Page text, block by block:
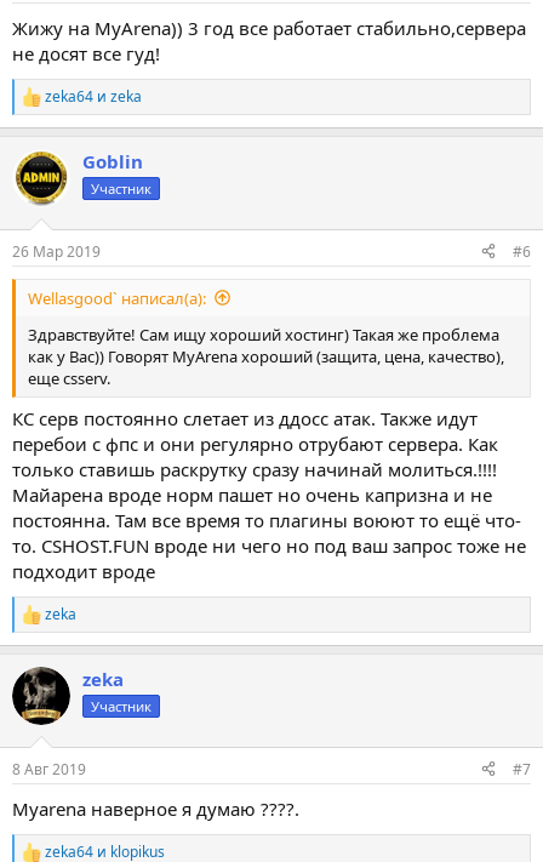
Жижу на MyArena)) 3 год все работает стабильно,сервера
не досят все гуд!
Р
е
к
ц
и
zeka64 и zeka
Goblin
Участник
26 Мар 2019 #6
Wellasgood` написал(а):
Здравствуйте! Сам ищу хороший хостинг) Такая же проблема
как у Вас)) Говорят MyArena хороший (защита, цена, качество),
еще csserv.
КС серв постоянно слетает из ддосс атак. Также идут
перебои с фпс и они регулярно отрубают сервера. Как
только ставишь раскрутку сразу начинай молиться.!!!!
Майарена вроде норм пашет но очень капризна и не
постоянна. Там все время то плагины воюют то ещё что-
то. CSHOST.FUN вроде ни чего но под ваш запрос тоже не
подходит вроде
Р
е
к
ц
и
zeka
zeka
Участник
8 Авг 2019 #7
Myarena наверное я думаю ????.
zeka64 и klopikus